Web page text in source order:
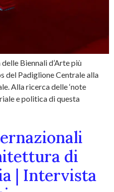
Biennali d’Arte più
del Padiglione Centrale alla
Alla ricerca delle ‘note
e politica di questa
di
| Intervista